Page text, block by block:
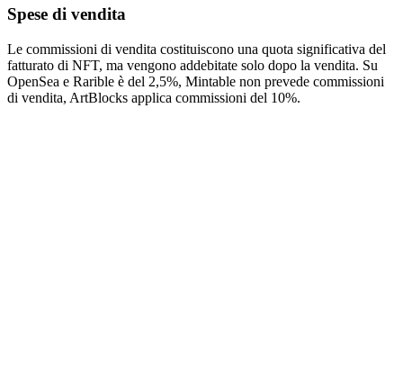
Spese di vendita
Le commissioni di vendita costituiscono una quota significativa del
fatturato di NFT, ma vengono addebitate solo dopo la vendita. Su
OpenSea e Rarible è del 2,5%, Mintable non prevede commissioni
di vendita, ArtBlocks applica commissioni del 10%.